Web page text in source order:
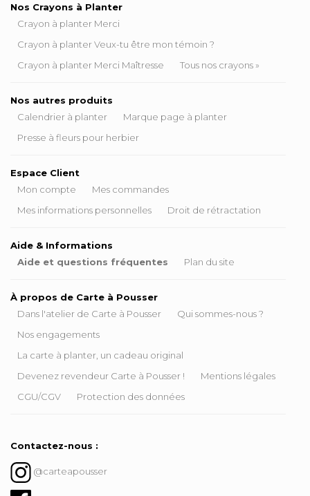
Nos Crayons à Planter
Crayon à planter Merci
Crayon à planter Veux-tu être mon témoin ?
Crayon à planter Merci Maîtresse
Tous nos crayons »
Nos autres produits
Calendrier à planter
Marque page à planter
Presse à fleurs pour herbier
Espace Client
Mon compte
Mes commandes
Mes informations personnelles
Droit de rétractation
Aide & Informations
Aide et questions fréquentes
Plan du site
À propos de Carte à Pousser
Dans l'atelier de Carte à Pousser
Qui sommes-nous ?
Nos engagements
La carte à planter, un cadeau original
Devenez revendeur Carte à Pousser !
Mentions légales
CGU/CGV
Protection des données
Contactez-nous :
@carteapousser